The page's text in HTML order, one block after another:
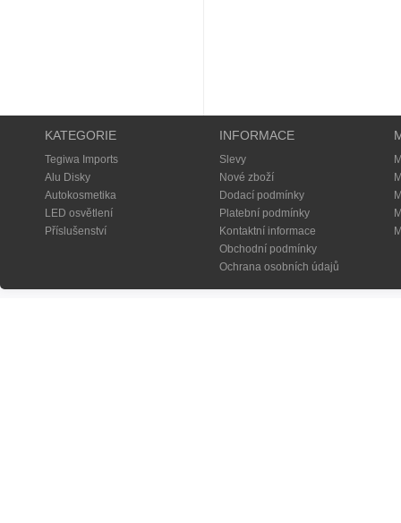
KATEGORIE
Tegiwa Imports
Alu Disky
Autokosmetika
LED osvětlení
Příslušenství
INFORMACE
Slevy
Nové zboží
Dodací podmínky
Platební podmínky
Kontaktní informace
Obchodní podmínky
Ochrana osobních údajů